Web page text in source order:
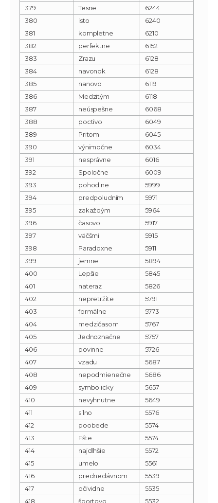
379
Tesne
6244
380
isto
6240
381
kompletne
6210
382
perfektne
6152
383
Zrazu
6128
384
navonok
6128
385
nanovo
6119
386
Medzitým
6118
387
neúspešne
6068
388
poctivo
6049
389
Pritom
6045
390
výnimočne
6034
391
nesprávne
6016
392
Spoločne
6009
393
pohodlne
5999
394
predpoludním
5971
395
zakaždým
5964
396
časovo
5917
397
väčšmi
5915
398
Paradoxne
5911
399
jemne
5894
400
Lepšie
5845
401
nateraz
5826
402
nepretržite
5791
403
formálne
5773
404
medzičasom
5767
405
Jednoznačne
5757
406
povinne
5726
407
vzadu
5687
408
nepodmienečne
5686
409
symbolicky
5657
410
nevyhnutne
5649
411
silno
5576
412
poobede
5574
413
Ešte
5574
414
najdlhšie
5572
415
umelo
5561
416
prednedávnom
5539
417
očividne
5535
418
športovo 5532